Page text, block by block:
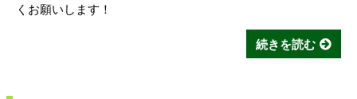
くお願いします！
続きを読む